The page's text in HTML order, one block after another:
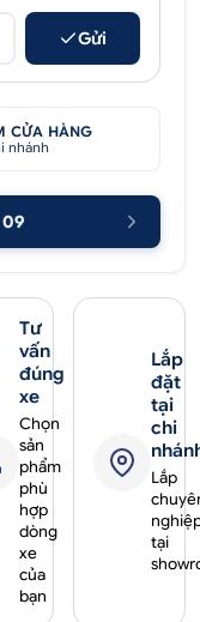
Gửi
CỬA HÀNG
nhánh
Tư
vấn
đúng
xe
Chọn
sản
phẩm
phù
hợp
dòng
xe
của
bạn
Lắp
đặt
tại
chi
Lắp
tại